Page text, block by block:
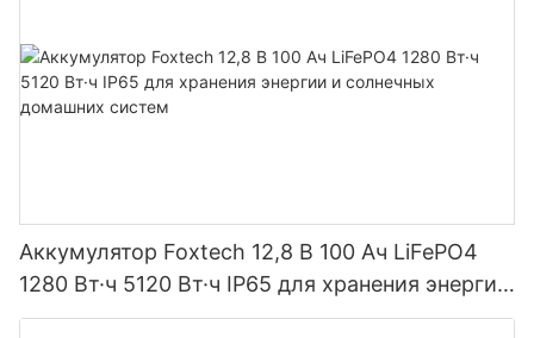
Аккумулятор Foxtech 12,8 В 100 Ач LiFePO4
1280 Вт·ч 5120 Вт·ч IP65 для хранения энергии
и солнечных домашних систем